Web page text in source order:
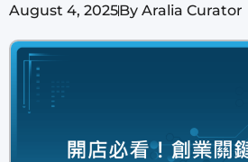
August 4, 2025By Aralia Curator